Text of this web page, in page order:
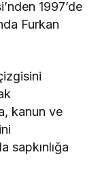
1997’de
Furkan
kanun ve
sapkınlığa